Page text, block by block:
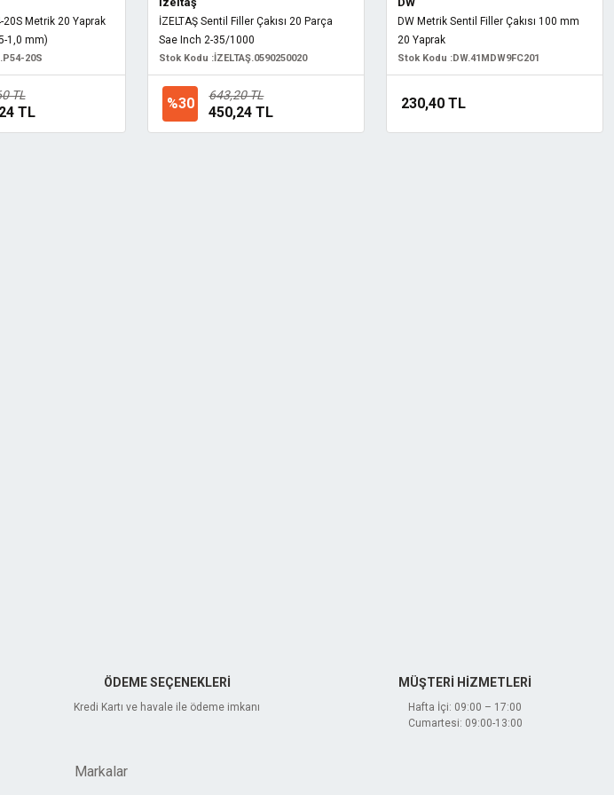
20S Metrik 20 Yaprak
1,0 mm)
20S
TL
TL
İZELTAŞ Sentil Filler Çakısı 20 Parça
Sae Inch 2-35/1000
Stok Kodu :İZELTAŞ.0590250020
%30 643,20 TL
450,24 TL
DW Metrik Sentil Filler Çakısı 100 mm
20 Yaprak
Stok Kodu :DW.41MDW9FC201
230,40 TL
ÖDEME SEÇENEKLERİ
Kredi Kartı ve havale ile ödeme imkanı
MÜŞTERİ HİZMETLERİ
Hafta İçi: 09:00 – 17:00
Cumartesi: 09:00-13:00
Markalar